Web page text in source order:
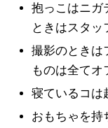
抱っこはニガ
ときはスタッ
撮影のときは
ものは全てオ
寝ているコは
おもちゃを持